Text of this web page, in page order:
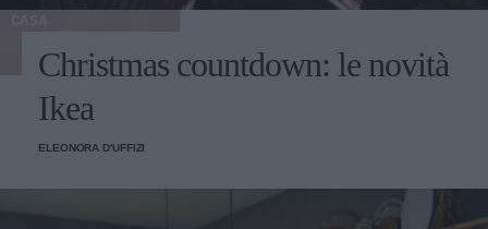
Christmas countdown: le novità
Ikea
ELEONORA D'UFFIZI